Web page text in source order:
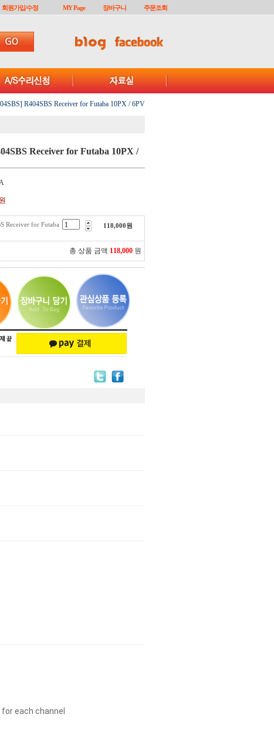
회원가입/수정 MY Page 장바구니 주문조회
R404SBS Receiver for Futaba 10PX / 6PV
Receiver for Futaba 10PX /
Receiver for Futaba
118,000원
총 상품 금액 118,000 원
each channel